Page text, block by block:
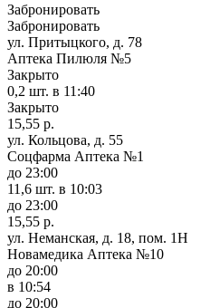
Забронировать
Забронировать
ул. Притыцкого, д. 78
Аптека Пилюля №5
Закрыто
0,2 шт. в 11:40
Закрыто
15,55 р.
ул. Кольцова, д. 55
Соцфарма Аптека №1
до 23:00
11,6 шт. в 10:03
до 23:00
15,55 р.
ул. Неманская, д. 18, пом. 1Н
Новамедика Аптека №10
до 20:00
в 10:54
до 20:00